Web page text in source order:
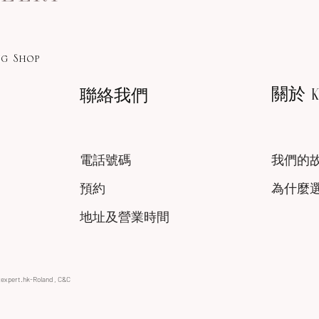
Shop
聯絡我們 關於
電話號碼
預約
我們的
為什麼
地址及營業時間
Roland , C&C